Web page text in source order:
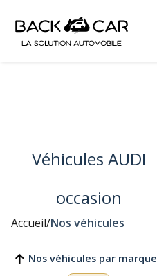
Véhicules AUDI
occasion
Accueil/Nos véhicules
Nos véhicules par marque